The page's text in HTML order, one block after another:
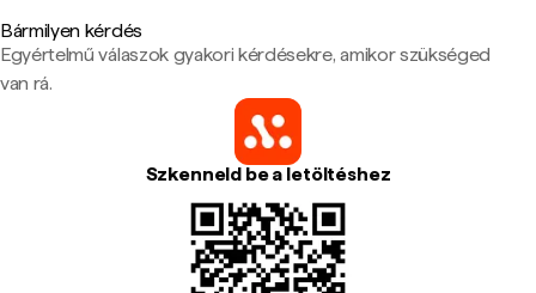
Bármilyen kérdés
Egyértelmű válaszok gyakori kérdésekre, amikor szükséged
van rá.
Szkenneld be a letöltéshez